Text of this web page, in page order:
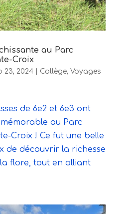
au Parc
Croix
23, 2024| Collège, Voyages
de 6e2 et 6e3 ont
au Parc
Croix ! Ce fut une belle
de découvrir la richesse
flore, tout en alliant